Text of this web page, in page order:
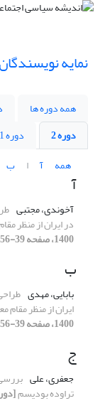
نمایه نویسندگان
همه دوره ها
دوره 2
دوره 1
همه
آ ا ب
آ
آخوندی، مجتبی
در ایران از منظر
1400، صفحه 39-56]
ب
بابایی، مهدی
ایران از منظر مقام
1400، صفحه 39-56]
ج
جعفری، علی
تراوده بودیسم[دوره 2، شماره 2،